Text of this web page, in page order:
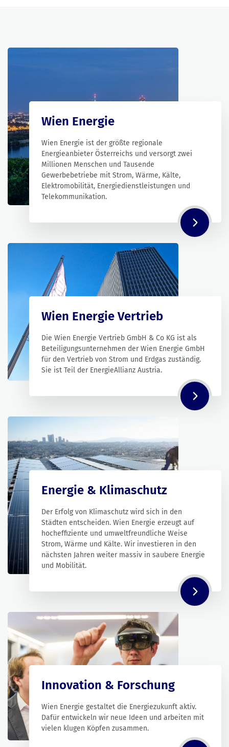
Wien Energie
Wien Energie ist der größte regionale
Energieanbieter Österreichs und versorgt zwei
Millionen Menschen und Tausende
Gewerbebetriebe mit Strom, Wärme, Kälte,
Elektromobilität, Energiedienstleistungen und
Telekommunikation.
Wien Energie Vertrieb
Die Wien Energie Vertrieb GmbH & Co KG ist als
Beteiligungsunternehmen der Wien Energie GmbH
für den Vertrieb von Strom und Erdgas zuständig.
Sie ist Teil der EnergieAllianz Austria.
Energie & Klimaschutz
Der Erfolg von Klimaschutz wird sich in den
Städten entscheiden. Wien Energie erzeugt auf
hocheffiziente und umweltfreundliche Weise
Strom, Wärme und Kälte. Wir investieren in den
nächsten Jahren weiter massiv in saubere Energie
und Mobilität.
Innovation & Forschung
Wien Energie gestaltet die Energiezukunft aktiv.
Dafür entwickeln wir neue Ideen und arbeiten mit
vielen klugen Köpfen zusammen.